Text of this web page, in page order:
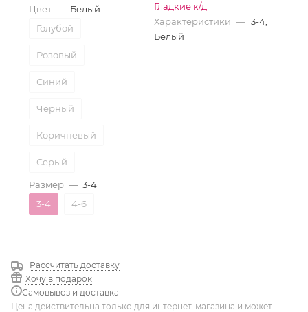
Цвет — Белый
Голубой
Розовый
Синий
Черный
Коричневый
Серый
Бордовый
Белый
Размер — 3-4
3-4
4-6
Рассчитать доставку
Хочу в подарок
Самовывоз и доставка
Гладкие к/д
Характеристики — 3-4,
Белый
Цена действительна только для интернет-магазина и может